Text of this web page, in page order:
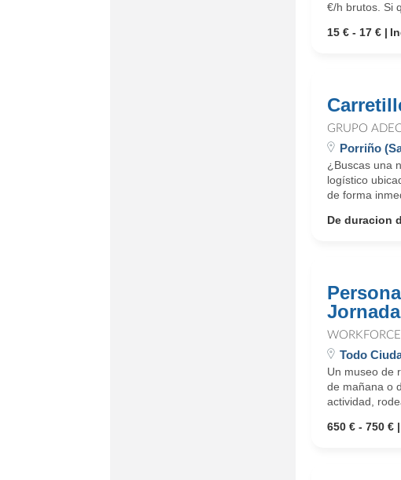
€/h brutos. Si
15 € - 17 €
GRUPO
Porriño
¿Buscas una
logístico
de forma
De duracion
Todo
Un museo de
de mañana o
actividad,
650 € - 750 €